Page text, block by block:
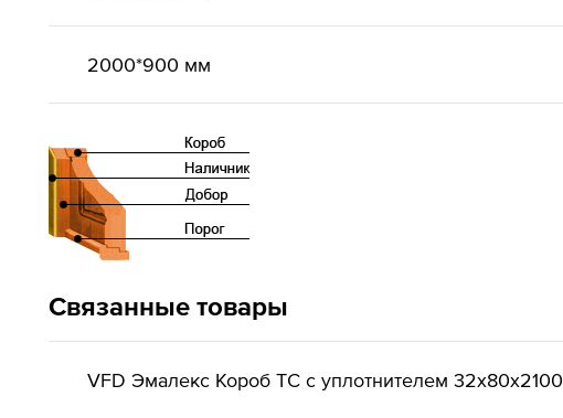
2000*900 мм
Связанные товары
VFD Эмалекс Короб ТС с уплотнителем 32x80x2100